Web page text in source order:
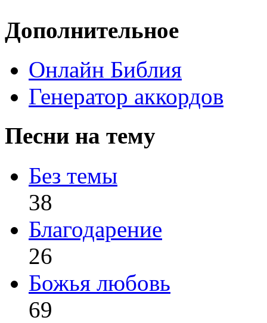
Дополнительное
Онлайн Библия
Генератор аккордов
Песни на тему
Без темы
38
Благодарение
26
Божья любовь
69